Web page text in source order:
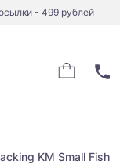
- 499 рублей
KM Small Fish